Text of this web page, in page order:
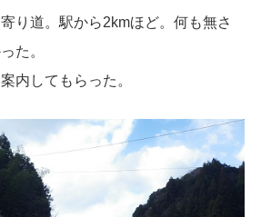
り道。駅から2kmほど。何も無さ
た。
内してもらった。